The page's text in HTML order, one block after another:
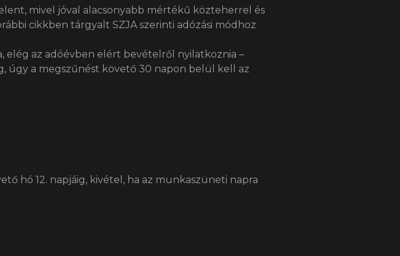
mivel jóval alacsonyabb mértékű közteherrel és
cikkben tárgyalt SZJA szerinti adózási módhoz
az adóévben elért bevételről nyilatkoznia –
úgy a megszűnést követő 30 napon belül kell az
hó 12. napjáig, kivétel, ha az munkaszüneti napra